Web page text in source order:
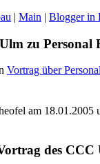
| Main | Blogger in
zu Personal
Vortrag über
am 18.01.2005
des CCC